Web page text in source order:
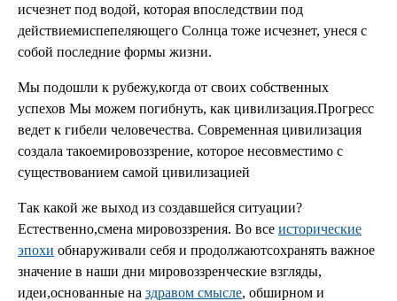
исчезнет под водой, которая впоследствии под
действиемиспепеляющего Солнца тоже исчезнет, унеся с
собой последние формы жизни.
Мы подошли к рубежу,когда от своих собственных
успехов Мы можем погибнуть, как цивилизация.Прогресс
ведет к гибели человечества. Современная цивилизация
создала такоемировоззрение, которое несовместимо с
существованием самой цивилизацией
Так какой же выход из создавшейся ситуации?
Естественно,смена мировоззрения. Во все исторические
эпохи обнаруживали себя и продолжаютсохранять важное
значение в наши дни мировоззренческие взгляды,
идеи,основанные на здравом смысле, обширном и